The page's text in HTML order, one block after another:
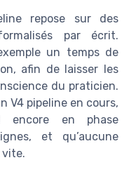
repose sur des
par écrit.
un temps de
afin de laisser les
du praticien.
V4 pipeline en cours,
encore en phase
et qu’aucune